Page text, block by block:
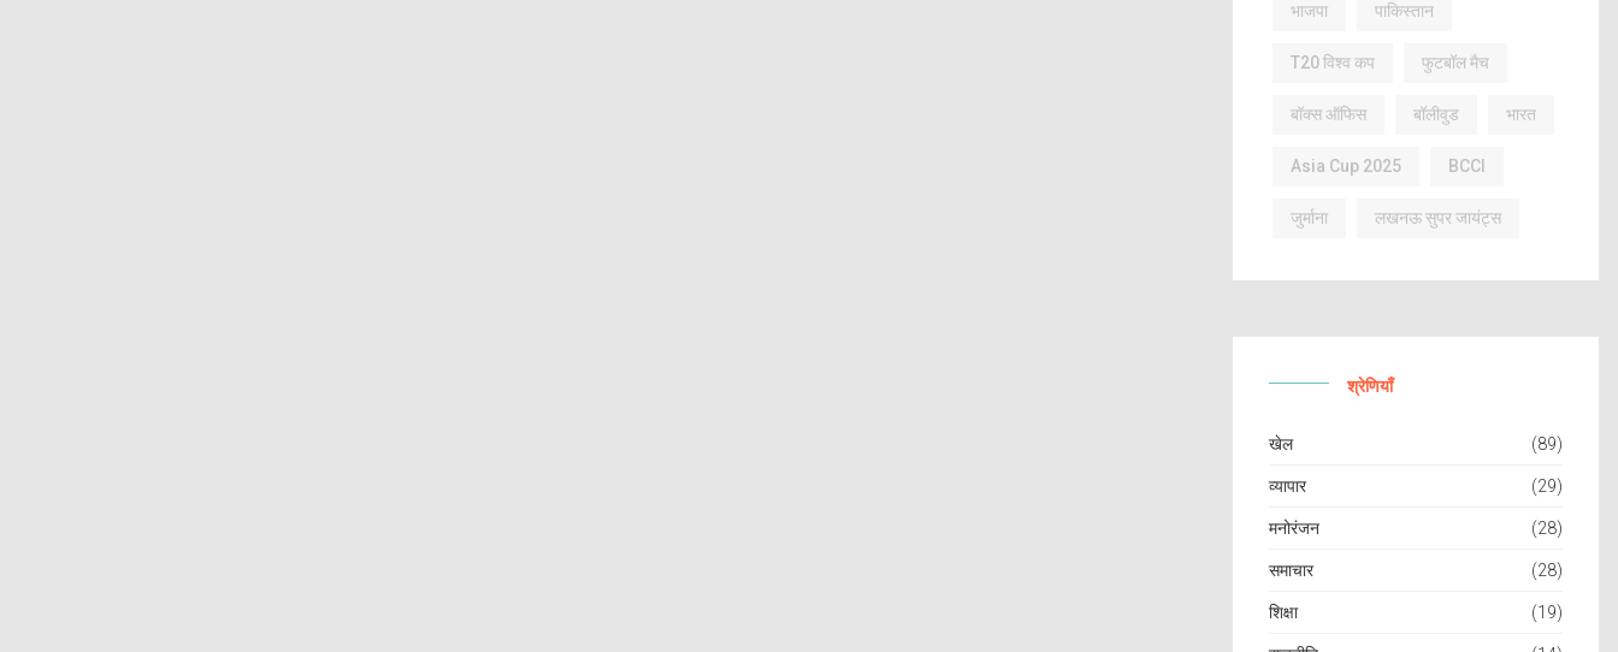
भाजपा पाकिस्तान
T20 विश्व कप फुटबॉल मैच
बॉक्स ऑफिस बॉलीवुड भारत
Asia Cup 2025 BCCI
जुर्माना लखनऊ सुपर जायंट्स
श्रेणियाँ
खेल (89)
व्यापार (29)
मनोरंजन (28)
समाचार (28)
शिक्षा (19)